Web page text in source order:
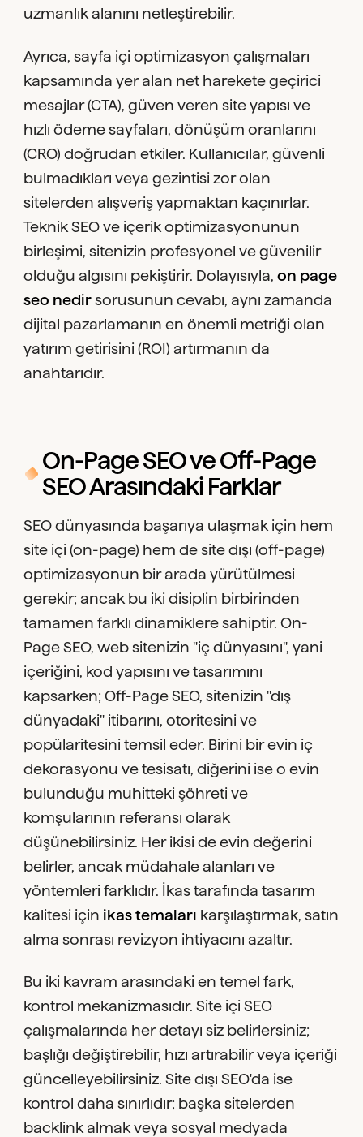
uzmanlık alanını netleştirebilir.
Ayrıca, sayfa içi optimizasyon çalışmaları
kapsamında yer alan net harekete geçirici
mesajlar (CTA), güven veren site yapısı ve
hızlı ödeme sayfaları, dönüşüm oranlarını
(CRO) doğrudan etkiler. Kullanıcılar, güvenli
bulmadıkları veya gezintisi zor olan
sitelerden alışveriş yapmaktan kaçınırlar.
Teknik SEO ve içerik optimizasyonunun
birleşimi, sitenizin profesyonel ve güvenilir
olduğu algısını pekiştirir. Dolayısıyla,on page
seo nedir sorusunun cevabı, aynı zamanda
dijital pazarlamanın en önemli metriği olan
yatırım getirisini (ROI) artırmanın da
anahtarıdır.
On-Page SEO ve Off-Page
SEO Arasındaki Farklar
SEO dünyasında başarıya ulaşmak için hem
site içi (on-page) hem de site dışı (off-page)
optimizasyonun bir arada yürütülmesi
gerekir; ancak bu iki disiplin birbirinden
tamamen farklı dinamiklere sahiptir. On-
Page SEO, web sitenizin "iç dünyasını", yani
içeriğini, kod yapısını ve tasarımını
kapsarken; Off-Page SEO, sitenizin "dış
dünyadaki" itibarını, otoritesini ve
popülaritesini temsil eder. Birini bir evin iç
dekorasyonu ve tesisatı, diğerini ise o evin
bulunduğu muhitteki şöhreti ve
komşularının referansı olarak
düşünebilirsiniz. Her ikisi de evin değerini
belirler, ancak müdahale alanları ve
yöntemleri farklıdır. İkas tarafında tasarım
kalitesi için ikas temaları karşılaştırmak, satın
alma sonrası revizyon ihtiyacını azaltır.
Bu iki kavram arasındaki en temel fark,
kontrol mekanizmasıdır. Site içi SEO
çalışmalarında her detayı siz belirlersiniz;
başlığı değiştirebilir, hızı artırabilir veya içeriği
güncelleyebilirsiniz. Site dışı SEO'da ise
kontrol daha sınırlıdır; başka sitelerden
backlink almak veya sosyal medyada